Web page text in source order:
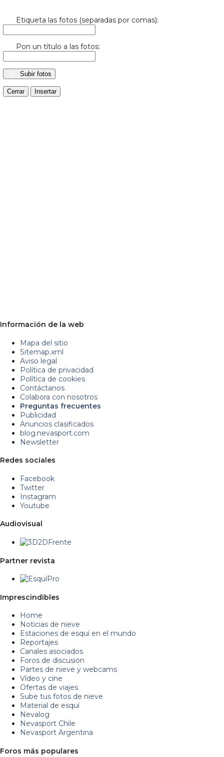
Etiqueta las fotos (separadas por comas):
Pon un título a las fotos:
Subir fotos
Cerrar Insertar
Información de la web
Mapa del sitio
Sitemap.xml
Aviso legal
Política de privacidad
Política de cookies
Contáctanos
Colabora con nosotros
Preguntas frecuentes
Publicidad
Anuncios clasificados
blog.nevasport.com
Newsletter
Redes sociales
Facebook
Twitter
Instagram
Youtube
Audiovisual
Partner revista
Imprescindibles
Home
Noticias de nieve
Estaciones de esquí en el mundo
Reportajes
Canales asociados
Foros de discusión
Partes de nieve y webcams
Vídeo y cine
Ofertas de viajes
Sube tus fotos de nieve
Material de esquí
Nevalog
Nevasport Chile
Nevasport Argentina
Foros más populares